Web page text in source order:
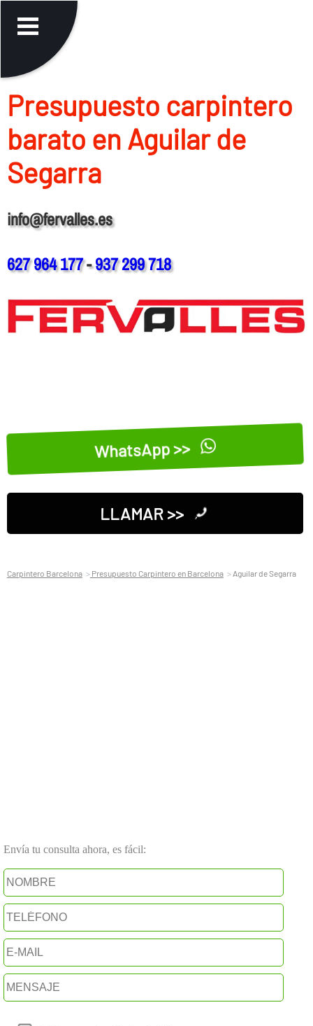
Presupuesto carpintero
barato en Aguilar de
Segarra
info@fervalles.es
627 964 177-937 299 718
WhatsApp >>
LLAMAR >>
Carpintero Barcelona Presupuesto Carpintero en Barcelona Aguilar de Segarra
Envía tu consulta ahora, es fácil: